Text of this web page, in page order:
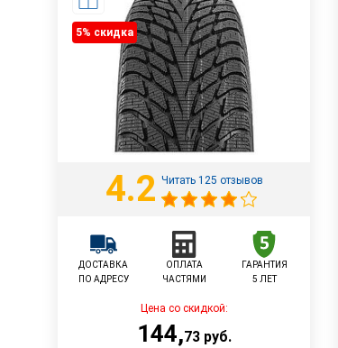
5% cкидка
4.2 Читать 125 отзывов
ДОСТАВКА
ПО АДРЕСУ
ОПЛАТА
ЧАСТЯМИ
ГАРАНТИЯ
5 ЛЕТ
Цена со скидкой:
144,73руб.